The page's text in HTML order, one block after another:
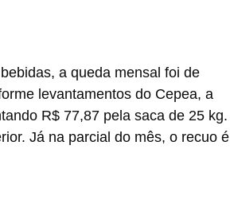
a queda mensal foi de
levantamentos do Cepea, a
R$ 77,87 pela saca de 25 kg.
Já na parcial do mês, o recuo é